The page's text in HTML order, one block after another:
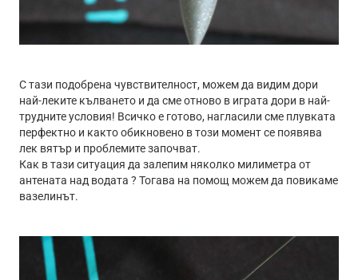
С тази подобрена чувствителност, можем да видим дори
най-леките кълването и да сме отново в играта дори в най-
трудните условия! Всичко е готово, нагласили сме плувката
перфектно и както обикновено в този момент се появява
лек вятър и проблемите започват.
Как в тази ситуация да залепим няколко милиметра от
антената над водата ? Тогава на помощ можем да повикаме
вазелинът.